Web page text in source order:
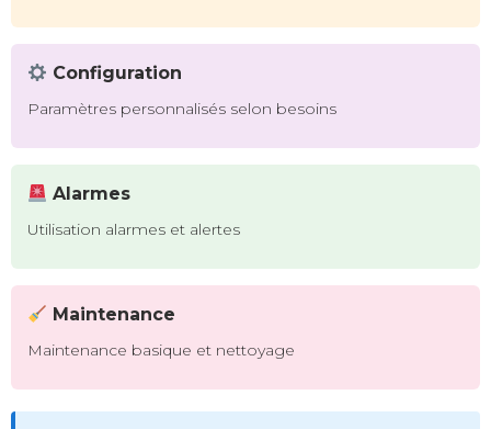
Configuration
Paramètres personnalisés selon besoins
Alarmes
Utilisation alarmes et alertes
Maintenance
Maintenance basique et nettoyage